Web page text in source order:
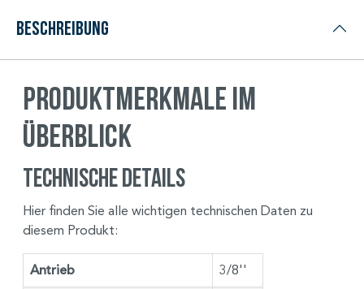
Beschreibung
Produktmerkmale im
Überblick
Technische Details
Hier finden Sie alle wichtigen technischen Daten zu
diesem Produkt:
Antrieb 3/8''